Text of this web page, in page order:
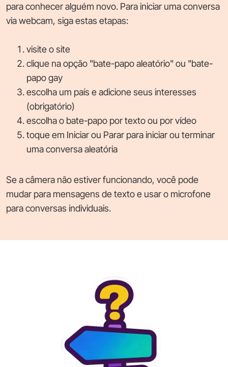
para conhecer alguém novo. Para iniciar uma conversa
via webcam, siga estas etapas:
visite o site
clique na opção "bate-papo aleatório" ou "bate-
papo gay
escolha um país e adicione seus interesses
(obrigatório)
escolha o bate-papo por texto ou por vídeo
toque em Iniciar ou Parar para iniciar ou terminar
uma conversa aleatória
Se a câmera não estiver funcionando, você pode
mudar para mensagens de texto e usar o microfone
para conversas individuais.